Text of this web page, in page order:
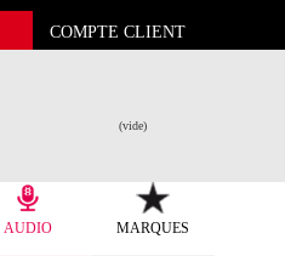
COMPTE CLIENT
(vide)
AUDIO MARQUES